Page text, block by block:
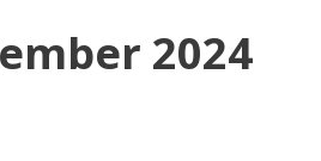
2024